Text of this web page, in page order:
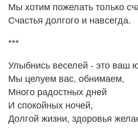
Мы хотим пожелать только
Счастья долгого и навсегда.
***
Улыбнись веселей - это ваш
Мы целуем вас, обнимаем,
Много радостных дней
И спокойных ночей,
Долгой жизни, здоровья